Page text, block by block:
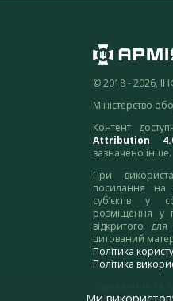
© 2018 - 2026,
Міністерство
Контент
Attribution
зазначено інше.
При
посилання на
суб’єктів у
розміщення у
відкритого
цитований
Політика
Політика